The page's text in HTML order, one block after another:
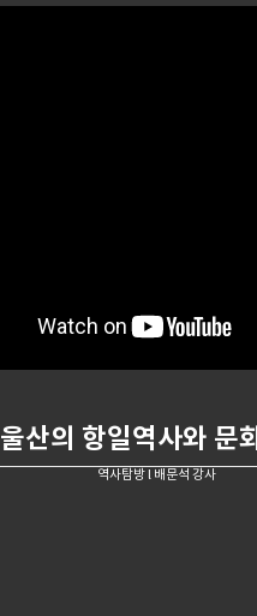
울산의 항일역사와 문
역사탐방 l 배문석 강사